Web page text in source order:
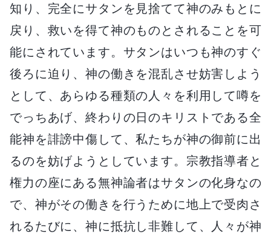
知り、完全にサタンを見捨てて神のみもとに
戻り、救いを得て神のものとされることを可
能にされています。サタンはいつも神のすぐ
後ろに迫り、神の働きを混乱させ妨害しよう
として、あらゆる種類の人々を利用して噂を
でっちあげ、終わりの日のキリストである全
能神を誹謗中傷して、私たちが神の御前に出
るのを妨げようとしています。宗教指導者と
権力の座にある無神論者はサタンの化身なの
で、神がその働きを行うために地上で受肉さ
れるたびに、神に抵抗し非難して、人々が神